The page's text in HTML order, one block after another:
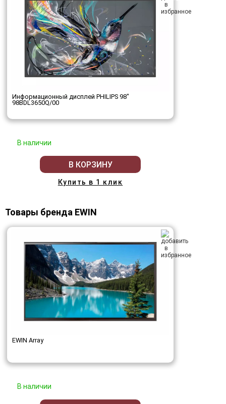
Информационный дисплей PHILIPS 98"
98BDL3650Q/00
В наличии
В КОРЗИНУ
Купить в 1 клик
Товары бренда EWIN
EWIN Array
В наличии